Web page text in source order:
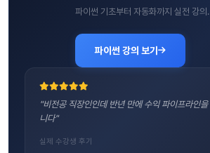
파이썬 기초부터 자동화까지 실전 강의.
파이썬 강의 보기
"비전공 직장인인데 반년 만에 수익 파이프라인
니다"
실제 수강생 후기